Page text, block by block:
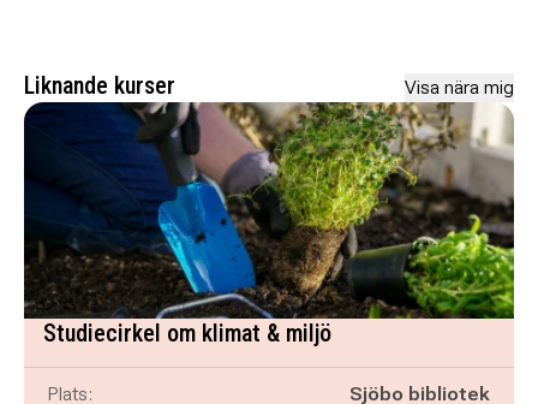
Liknande kurser Visa nära mig
Studiecirkel om klimat & miljö
Plats: Sjöbo bibliotek